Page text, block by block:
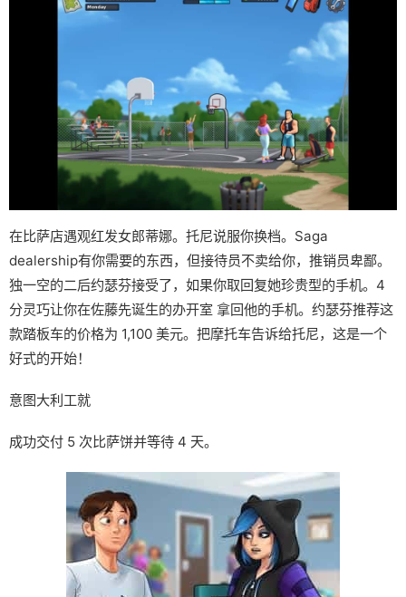
在比萨店遇观红发女郎蒂娜。托尼说服你换档。Saga
dealership有你需要的东西，但接待员不卖给你，推销员卑鄙。
独一空的二后约瑟芬接受了，如果你取回复她珍贵型的手机。4
分灵巧让你在佐藤先诞生的办开室 拿回他的手机。约瑟芬推荐这
款踏板车的价格为 1,100 美元。把摩托车告诉给托尼，这是一个
好式的开始！
意图大利工就
成功交付 5 次比萨饼并等待 4 天。